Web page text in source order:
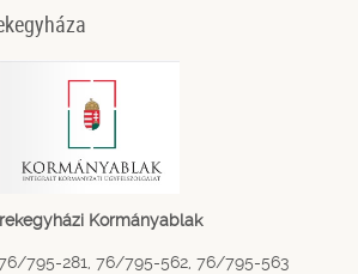
Kormányablak
795-281, 76/795-562, 76/795-563